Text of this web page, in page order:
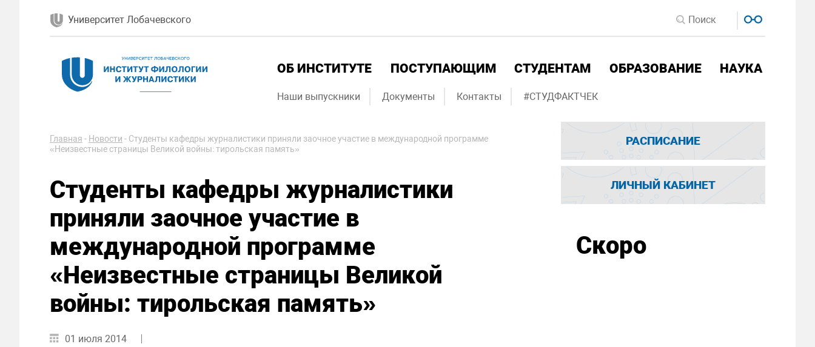
Университет Лобачевского
ОБ ИНСТИТУТЕ ПОСТУПАЮЩИМ СТУДЕНТАМ ОБРАЗОВАНИЕ НАУКА
Наши выпускники Документы Контакты #СТУДФАКТЧЕК
Главная - Новости - Студенты кафедры журналистики приняли заочное участие в международной программе
«Неизвестные страницы Великой войны: тирольская память»
Студенты кафедры журналистики
приняли заочное участие в
международной программе
«Неизвестные страницы Великой
войны: тирольская память»
01 июля 2014
РАСПИСАНИЕ
ЛИЧНЫЙ КАБИНЕТ
Скоро